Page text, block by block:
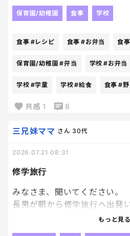
弁当を作る事にしました。ち
この夏休み期間で少しでも野
野菜を使ったおかずでおすす
さい！！！(野菜と言いつつ、
嬉しいです)
保育園/幼稚園 食事 学校
食事 #レシピ 食事 #お弁当 食事
保育園/幼稚園 #弁当 学校 #お弁当
学校 #学童 学校#給食 食事 #
共感 1 8
修学旅行
三兄妹ママ さん 30代
2026.07.21 08:31
みなさま、聞いてください。
長男が朝から修学旅行へ出発
時間は十分あったのに、前日
もっと見る